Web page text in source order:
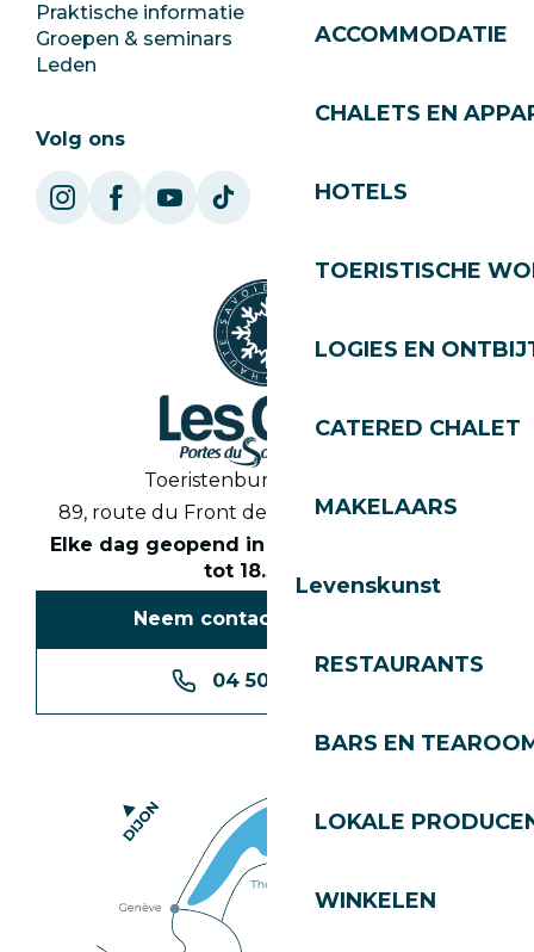
ACCOMMODATIE
CHALETS EN
HOTELS
TOERISTISCHE
LOGIES EN
CATERED CHALET
MAKELAARS
Levenskunst
RESTAURANTS
BARS EN
LOKALE
WINKELEN
Praktische informatie
Groepen & seminars
Leden
SoleGets
Volg ons
Toeristenbureau Les Gets
89, route du Front de Neige 74260 Les Gets
Elke dag geopend in het seizoen van 8.30
tot 18.30 uur
Neem contact met ons op
04 50 74 74 74